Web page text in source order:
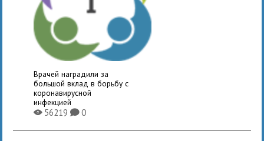
Врачей наградили за
большой вклад в борьбу с
коронавирусной
инфекцией
X56219K0